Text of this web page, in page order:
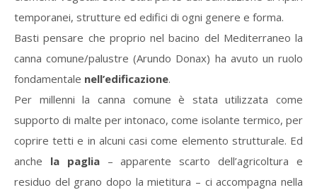
temporanei, strutture ed edifici di ogni genere e forma.
Basti pensare che proprio nel bacino del Mediterraneo la
canna comune/palustre (Arundo Donax) ha avuto un ruolo
fondamentale nell’edificazione.
Per millenni la canna comune è stata utilizzata come
supporto di malte per intonaco, come isolante termico, per
coprire tetti e in alcuni casi come elemento strutturale. Ed
anche la paglia– apparente scarto dell’agricoltura e
residuo del grano dopo la mietitura – ci accompagna nella